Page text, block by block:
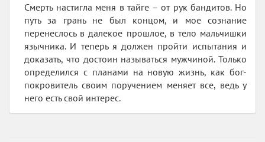
Смерть настигла меня в тайге – от рук бандитов. Но
путь за грань не был концом, и мое сознание
перенеслось в далекое прошлое, в тело мальчишки
язычника. И теперь я должен пройти испытания и
доказать, что достоин называться мужчиной. Только
определился с планами на новую жизнь, как бог-
покровитель своим поручением меняет все, ведь у
него есть свой интерес.